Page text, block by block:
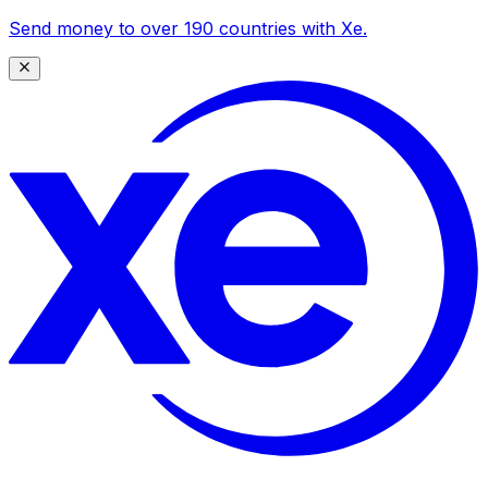
Send money to over 190 countries with Xe.